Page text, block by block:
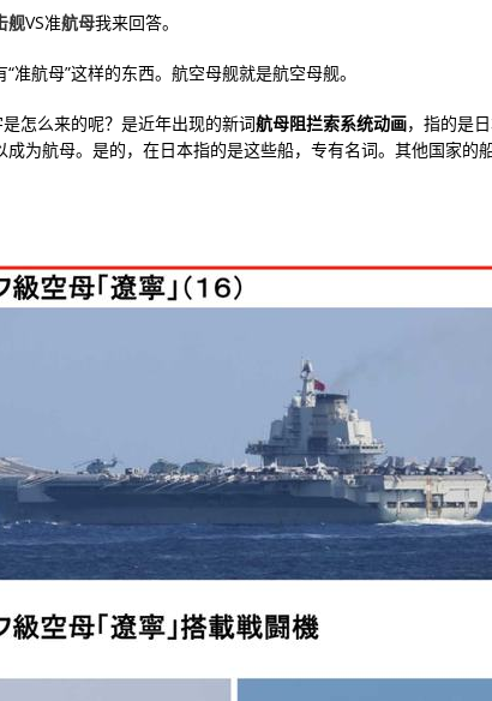
楼的决定
舰VS准航母我来回答。
准航母”这样的东西。航空母舰就是航空母舰。
怎么来的呢？是近年出现的新词航母阻拦索系统动画，指的是
成为航母。是的，在日本指的是这些船，专有名词。其他国家的